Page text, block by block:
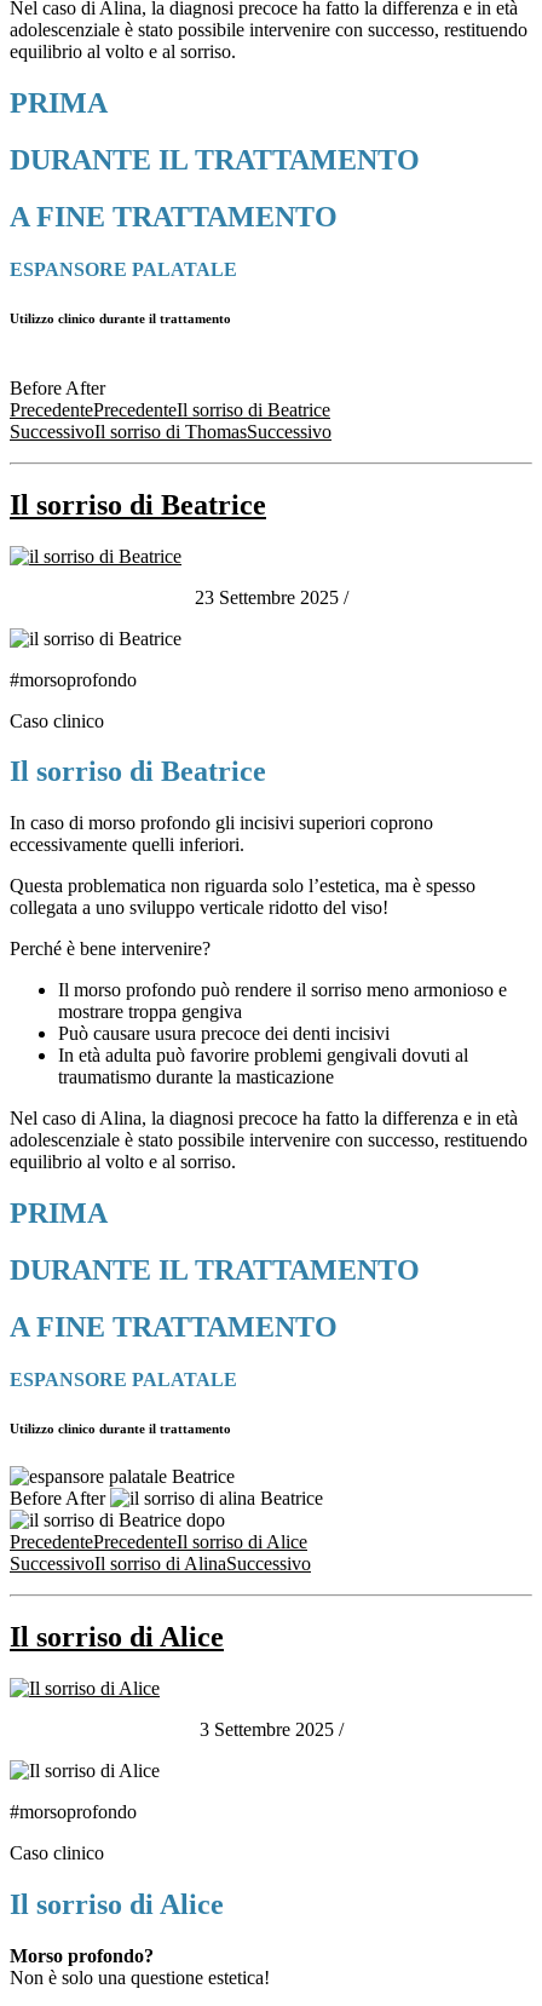
Nel caso di Alina, la diagnosi precoce ha fatto la differenza e in età
adolescenziale è stato possibile intervenire con successo, restituendo
equilibrio al volto e al sorriso.
PRIMA
DURANTE IL TRATTAMENTO
A FINE TRATTAMENTO
ESPANSORE PALATALE
Utilizzo clinico durante il trattamento
Before After
PrecedentePrecedenteIl sorriso di Beatrice
SuccessivoIl sorriso di ThomasSuccessivo
Il sorriso di Beatrice
23 Settembre 2025/
#morsoprofondo
Caso clinico
Il sorriso di Beatrice
In caso di morso profondo gli incisivi superiori coprono
eccessivamente quelli inferiori.
Questa problematica non riguarda solo l’estetica, ma è spesso
collegata a uno sviluppo verticale ridotto del viso!
Perché è bene intervenire?
Il morso profondo può rendere il sorriso meno armonioso e
mostrare troppa gengiva
Può causare usura precoce dei denti incisivi
In età adulta può favorire problemi gengivali dovuti al
traumatismo durante la masticazione
Nel caso di Alina, la diagnosi precoce ha fatto la differenza e in età
adolescenziale è stato possibile intervenire con successo, restituendo
equilibrio al volto e al sorriso.
PRIMA
DURANTE IL TRATTAMENTO
A FINE TRATTAMENTO
ESPANSORE PALATALE
Utilizzo clinico durante il trattamento
Before After
PrecedentePrecedenteIl sorriso di Alice
SuccessivoIl sorriso di AlinaSuccessivo
Il sorriso di Alice
3 Settembre 2025/
#morsoprofondo
Caso clinico
Il sorriso di Alice
Morso profondo?
Non è solo una questione estetica!